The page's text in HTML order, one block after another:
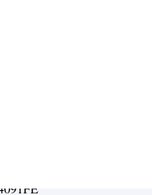
79 входит: